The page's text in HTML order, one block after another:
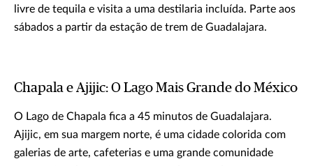
livre de tequila e visita a uma destilaria incluída. Parte aos
sábados a partir da estação de trem de Guadalajara.
Chapala e Ajijic: O Lago Mais Grande do México
O Lago de Chapala fica a 45 minutos de Guadalajara.
Ajijic, em sua margem norte, é uma cidade colorida com
galerias de arte, cafeterias e uma grande comunidade